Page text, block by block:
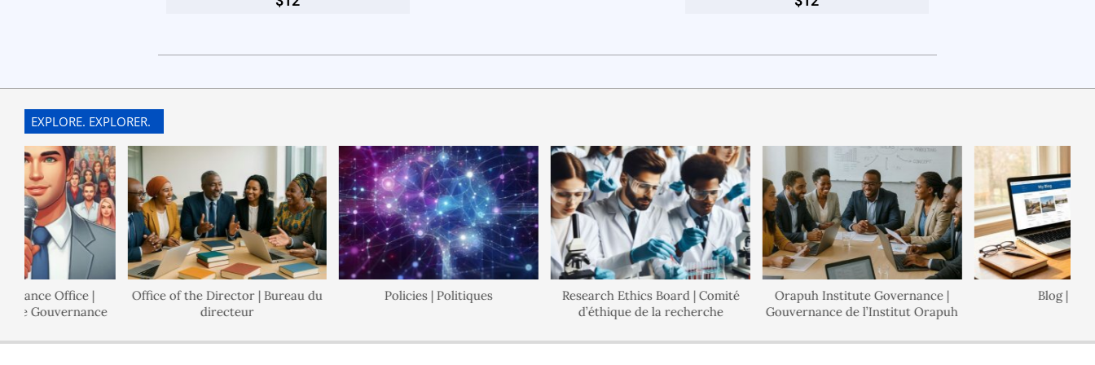
EXPLORE. EXPLORER.
Office |
Gouvernance
Office of the Director | Bureau du
directeur
Policies | Politiques
Research Ethics Board | Comité
d’éthique de la recherche
Orapuh Institute Governance |
Gouvernance de l’Institut Orapuh
Blog | Blogue